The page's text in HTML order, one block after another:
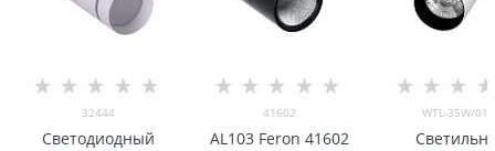
32444
Светодиодный
41602
AL103 Feron 41602
WTL-35W/